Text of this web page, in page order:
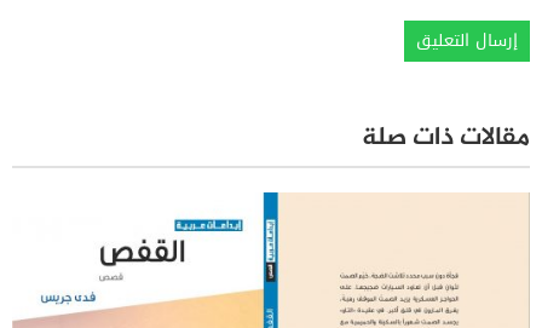
مقالات ذات صلة